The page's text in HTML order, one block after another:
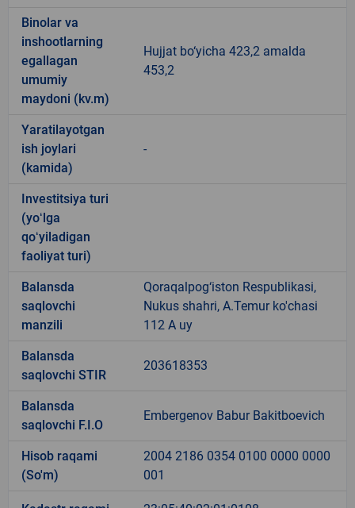
Binolar va
inshootlarning
egallagan
umumiy
maydoni (kv.m)
Hujjat bo‘yicha 423,2 amalda
453,2
Yaratilayotgan
ish joylari
(kamida)
-
Investitsiya turi
(yoʻlga
qoʻyiladigan
faoliyat turi)
Balansda
saqlovchi
manzili
Qoraqalpog‘iston Respublikasi,
Nukus shahri, A.Temur ko'chasi
112 A uy
Balansda
saqlovchi STIR
203618353
Balansda
saqlovchi F.I.O
Embergenov Babur Bakitboevich
Hisob raqami
(So'm)
2004 2186 0354 0100 0000 0000
001